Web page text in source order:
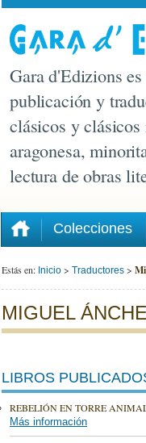
Gara d'Edizions
publicación y
clásicos y
aragonesa,
lectura de obras
Colecciones
Estás en: Inicio > Traductores >
MIGUEL
LIBROS
REBELIÓN EN TORRE
Más información